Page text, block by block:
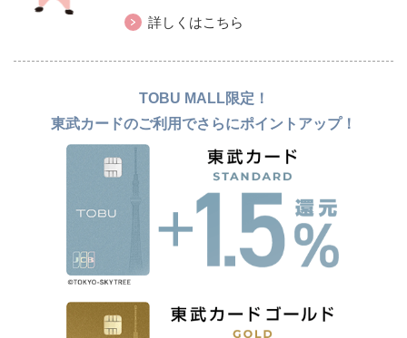
詳しくはこちら
TOBU MALL限定！
東武カードのご利用でさらにポイントアップ！